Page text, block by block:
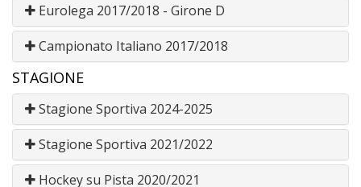
Eurolega 2017/2018 - Girone D
Campionato Italiano 2017/2018
STAGIONE
Stagione Sportiva 2024-2025
Stagione Sportiva 2021/2022
Hockey su Pista 2020/2021